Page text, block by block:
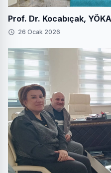
Prof. Dr. Kocabıçak,
26 Ocak 2026